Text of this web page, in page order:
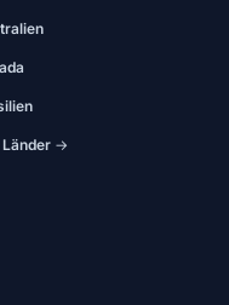
Länder →